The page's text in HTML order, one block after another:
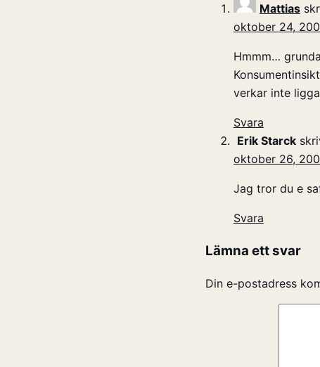
Mattias
oktober 24,
Hmmm…
verkar inte
Svara
Erik Starck
oktober 26,
Jag tror du e
Svara
Lämna ett svar
Din e-postadress